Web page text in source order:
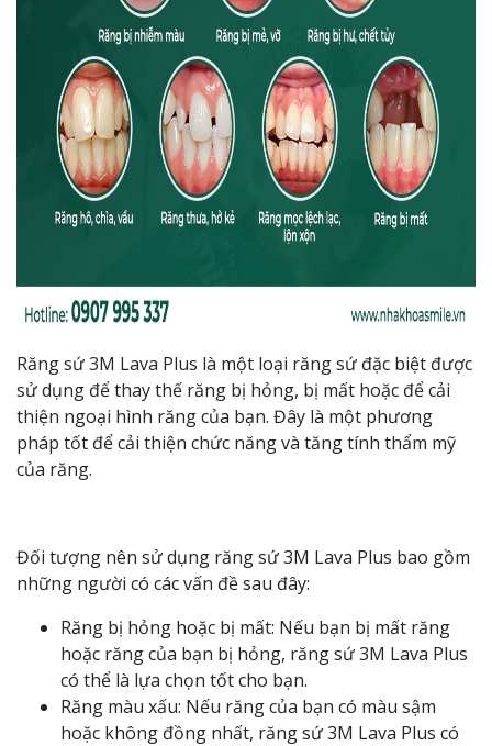
Răng sứ 3M Lava Plus là một loại răng sứ đặc biệt được
sử dụng để thay thế răng bị hỏng, bị mất hoặc để cải
thiện ngoại hình răng của bạn. Đây là một phương
pháp tốt để cải thiện chức năng và tăng tính thẩm mỹ
của răng.
Đối tượng nên sử dụng răng sứ 3M Lava Plus bao gồm
những người có các vấn đề sau đây:
Răng bị hỏng hoặc bị mất: Nếu bạn bị mất răng
hoặc răng của bạn bị hỏng, răng sứ 3M Lava Plus
có thể là lựa chọn tốt cho bạn.
Răng màu xấu: Nếu răng của bạn có màu sậm
hoặc không đồng nhất, răng sứ 3M Lava Plus có